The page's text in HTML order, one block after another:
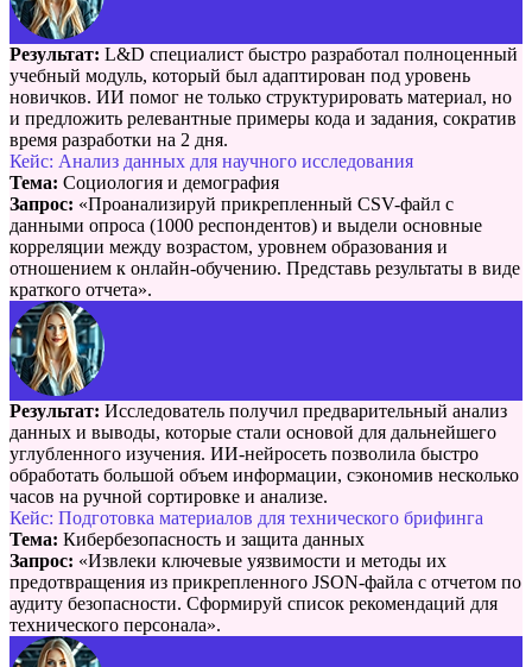
Результат: L&D специалист быстро разработал полноценный
учебный модуль, который был адаптирован под уровень
новичков. ИИ помог не только структурировать материал, но
и предложить релевантные примеры кода и задания, сократив
время разработки на 2 дня.
Кейс: Анализ данных для научного исследования
Тема: Социология и демография
Запрос: «Проанализируй прикрепленный CSV-файл с
данными опроса (1000 респондентов) и выдели основные
корреляции между возрастом, уровнем образования и
отношением к онлайн-обучению. Представь результаты в виде
краткого отчета».
Результат: Исследователь получил предварительный анализ
данных и выводы, которые стали основой для дальнейшего
углубленного изучения. ИИ-нейросеть позволила быстро
обработать большой объем информации, сэкономив несколько
часов на ручной сортировке и анализе.
Кейс: Подготовка материалов для технического брифинга
Тема: Кибербезопасность и защита данных
Запрос: «Извлеки ключевые уязвимости и методы их
предотвращения из прикрепленного JSON-файла с отчетом по
аудиту безопасности. Сформируй список рекомендаций для
технического персонала».